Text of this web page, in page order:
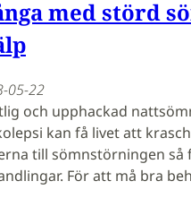
med störd
05-22
och upphackad
kan få livet att
till sömnstörningen så
För att må bra